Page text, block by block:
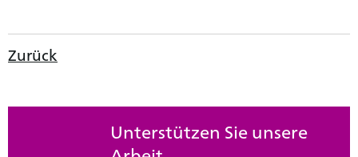
Zurück
Unterstützen Sie unsere